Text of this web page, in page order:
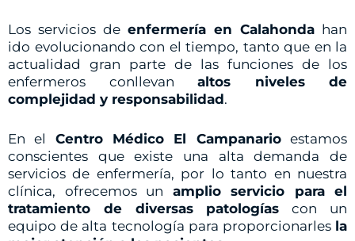
Los servicios de enfermería en Calahonda han
ido evolucionando con el tiempo, tanto que en la
actualidad gran parte de las funciones de los
enfermeros conllevan altos niveles de
complejidad y responsabilidad.
En el Centro Médico El Campanarioestamos
conscientes que existe una alta demanda de
servicios de enfermería, por lo tanto en nuestra
clínica, ofrecemos un amplio servicio para el
tratamiento de diversas patologías con un
equipo de alta tecnología para proporcionarles la